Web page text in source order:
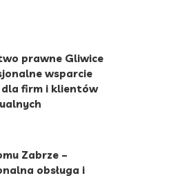
prawne Gliwice
wsparcie
firm i klientów
Zabrze –
obsługa i